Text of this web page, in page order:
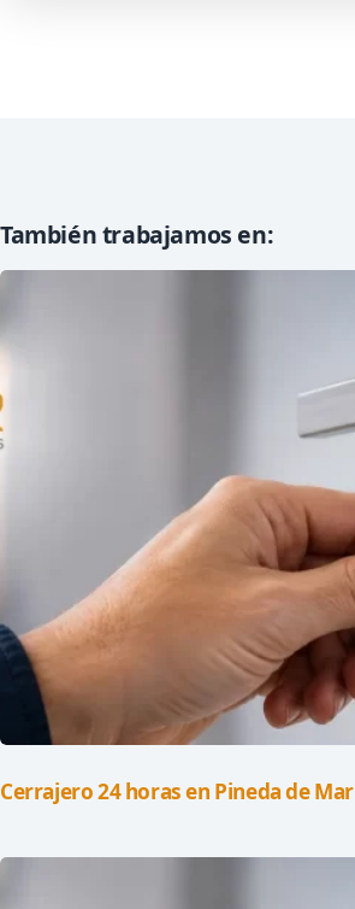
También trabajamos en:
Cerrajero 24 horas en Pineda de Mar